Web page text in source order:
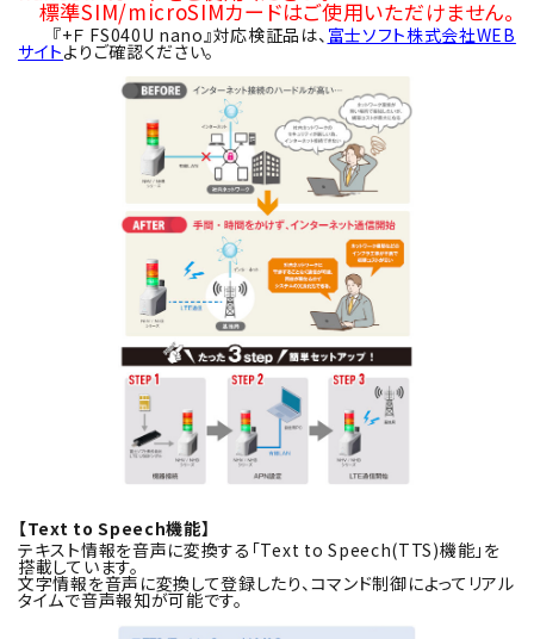
標準SIM/microSIMカードはご使用いただけません。
『+Ｆ FS040U nano』対応検証品は、 富士ソフト株式会社WEB
サイトよりご確認ください。
【Text to Speech機能】
テキスト情報を音声に変換する「Text to Speech(TTS)機能」を
搭載しています。
文字情報を音声に変換して登録したり、コマンド制御によってリアル
タイムで音声報知が可能です。